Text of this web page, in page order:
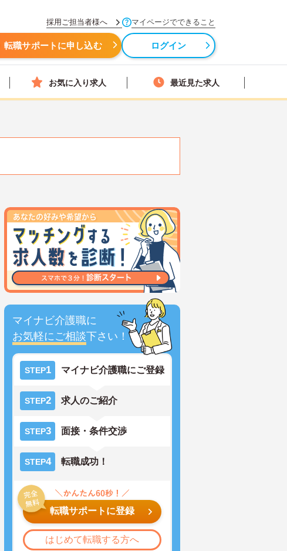
採用ご担当者様へ マイページでできること
転職サポートに申し込む ログイン
お気に入り求人 最近見た求人
マイナビ介護職に
お気軽にご相談下さい！
STEP1 マイナビ介護職にご登録
STEP2 求人のご紹介
STEP3 面接・条件交渉
STEP4 転職成功！
転職サポートに登録
はじめて転職する方へ